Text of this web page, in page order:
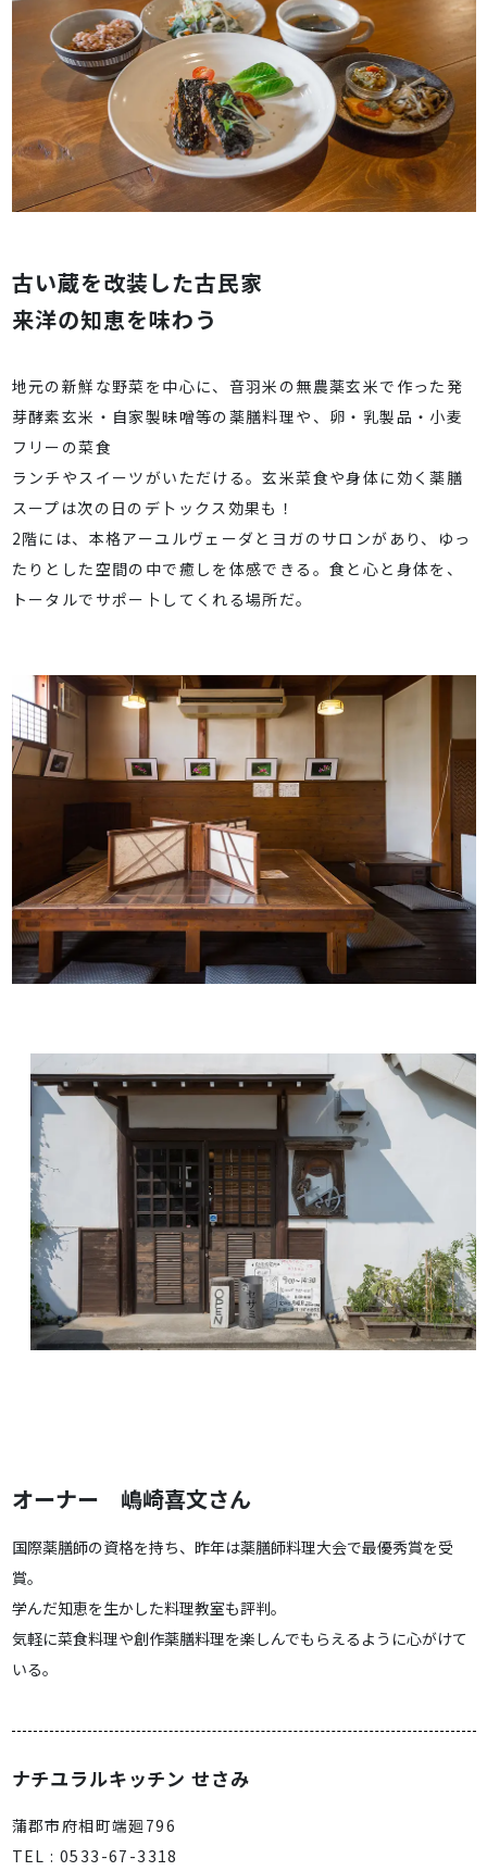
古い蔵を改装した古民家
来洋の知恵を味わう
地元の新鮮な野菜を中心に、音羽米の無農薬玄米で作った発
芽酵素玄米・自家製昧噌等の薬膳料理や、卵・乳製品・小麦
フリーの菜食
ランチやスイーツがいただける。玄米菜食や身体に効く薬膳
スープは次の日のデ卜ックス効果も！
2階には、本格アーユルヴェーダとヨガのサロンがあり、ゆっ
たりとした空間の中で癒しを体感できる。食と心と身体を、
トータルでサポー卜してくれる場所だ。
オーナー 嶋崎喜文さん
国際薬膳師の資格を持ち、昨年は薬膳師料理大会で最優秀賞を受
賞。
学んだ知恵を生かした料理教室も評判。
気軽に菜食料理や創作薬膳料理を楽しんでもらえるように心がけて
いる。
ナチユラルキッチン せさみ
蒲郡市府相町端廻796
TEL : 0533-67-3318